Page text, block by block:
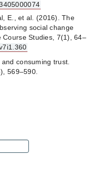
E., et al. (2016). The
social change
Studies, 7(1), 64–
consuming trust.
569–590.